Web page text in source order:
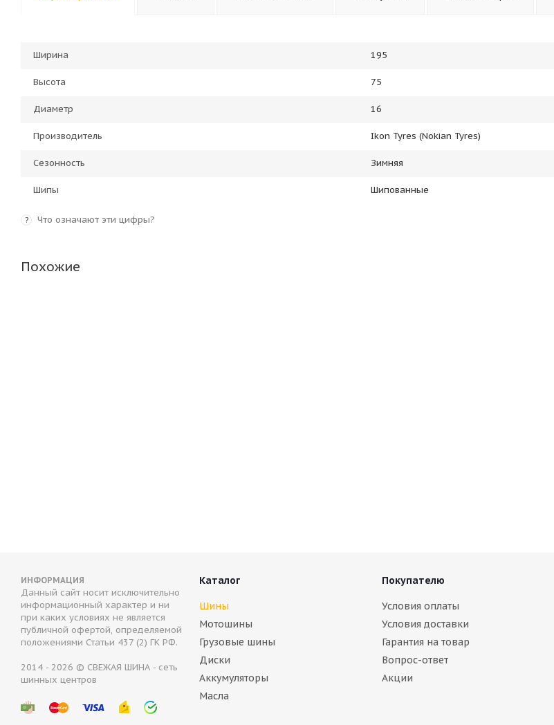
Ширина 195
Высота 75
Диаметр 16
Производитель Ikon Tyres (Nokian Tyres)
Сезонность Зимняя
Шипы Шипованные
? Что означают эти цифры?
Похожие
Continental VanContact Ice 195/75 R16C 107/105R
ИНФОРМАЦИЯ
Данный сайт носит исключительно
информационный характер и ни
при каких условиях не является
публичной офертой, определяемой
положениями Статьи 437 (2) ГК РФ.
2014 - 2026 © СВЕЖАЯ ШИНА - сеть
шинных центров
Каталог
Шины
Мотошины
Грузовые шины
Диски
Аккумуляторы
Масла
Покупателю
Условия оплаты
Условия доставки
Гарантия на товар
Вопрос-ответ
Акции